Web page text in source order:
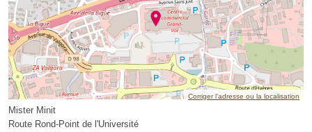
Corriger l’adresse ou la localisation
Mister Minit
Route Rond-Point de l'Université